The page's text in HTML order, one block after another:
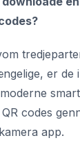
er de
codes
app.